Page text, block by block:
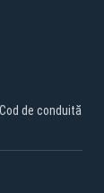
Cod de conduită